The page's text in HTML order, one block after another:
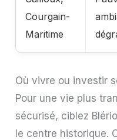
Courgain-
Maritime
Où vivre ou investir
Pour une vie plus
sécurisé, ciblez
le centre historique.